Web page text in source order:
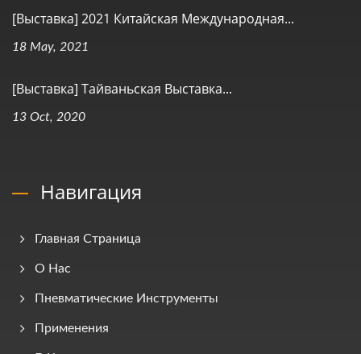
[Выставка] 2021 Китайская Международная...
18 May, 2021
[Выставка] Тайваньская Выставка...
13 Oct, 2020
Навигация
Главная Страница
О Нас
Пневматические Инструменты
Применения